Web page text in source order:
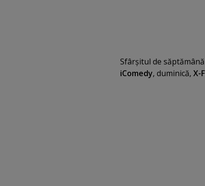
Sfârşitul de
iComedy, duminică, X-